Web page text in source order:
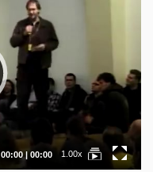
Current
00:00 |Total
00:00 1.00x